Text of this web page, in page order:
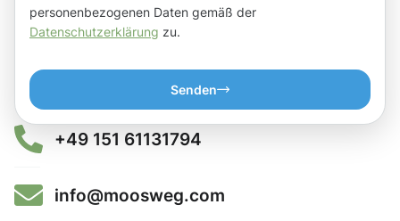
personenbezogenen Daten gemäß der
Datenschutzerklärung zu.
Senden
+49 151 61131794
info@moosweg.com